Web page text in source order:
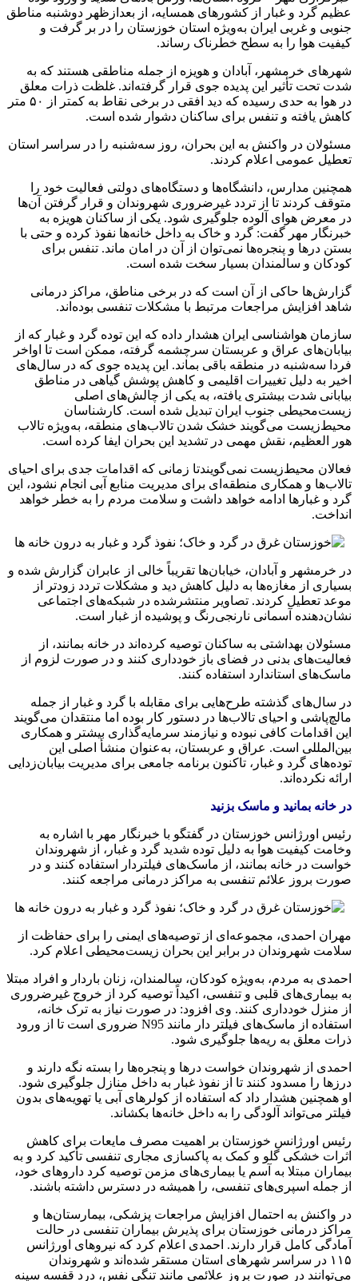
عظیم گرد و غبار از کشورهای همسایه، از بعدازظهر دوشنبه مناطق
جنوبی و غربی ایران به‌ویژه استان خوزستان را در بر گرفت و
کیفیت هوا را به سطح خطرناک رساند.
شهرهای خرمشهر، آبادان و هویزه از جمله مناطقی هستند که به
شدت تحت تأثیر این پدیده جوی قرار گرفته‌اند. غلظت ذرات معلق
در هوا به حدی رسیده که دید افقی در برخی نقاط به کمتر از ۵۰ متر
کاهش یافته و تنفس برای ساکنان دشوار شده است.
مسئولان در واکنش به این بحران، روز سه‌شنبه را در سراسر استان
تعطیل عمومی اعلام کردند.
همچنین مدارس، دانشگاه‌ها و دستگاه‌های دولتی فعالیت خود را
متوقف کردند تا از تردد غیرضروری شهروندان و قرار گرفتن آن‌ها
در معرض هوای آلوده جلوگیری شود. یکی از ساکنان هویزه به
خبرنگار مهر گفت: گرد و خاک به داخل خانه‌ها نفوذ کرده و حتی با
بستن درها و پنجره‌ها نمی‌توان از آن در امان ماند. تنفس برای
کودکان و سالمندان بسیار سخت شده است.
گزارش‌ها حاکی از آن است که در برخی مناطق، مراکز درمانی
شاهد افزایش مراجعات مرتبط با مشکلات تنفسی بوده‌اند.
سازمان هواشناسی ایران هشدار داده که این توده گرد و غبار که از
بیابان‌های عراق و عربستان سرچشمه گرفته، ممکن است تا اواخر
فردا سه‌شنبه در منطقه باقی بماند. این پدیده جوی که در سال‌های
اخیر به دلیل تغییرات اقلیمی و کاهش پوشش گیاهی در مناطق
بیابانی شدت بیشتری یافته، به یکی از چالش‌های اصلی
زیست‌محیطی جنوب ایران تبدیل شده است. کارشناسان
محیط‌زیست می‌گویند خشک شدن تالاب‌های منطقه، به‌ویژه تالاب
هور
العظیم، نقش مهمی در تشدید این بحران ایفا کرده است.
فعالان محیط‌زیست نمی‌گویندتا زمانی که اقدامات جدی برای احیای
تالاب‌ها و همکاری منطقه‌ای برای مدیریت منابع آبی انجام نشود، این
گرد و غبارها ادامه خواهد داشت و سلامت مردم را به خطر خواهد
انداخت.
در خرمشهر و آبادان، خیابان‌ها تقریباً خالی از عابران گزارش شده و
بسیاری از مغازه‌ها به دلیل کاهش دید و مشکلات تردد زودتر از
موعد تعطیل کردند. تصاویر منتشرشده در شبکه‌های اجتماعی
نشان‌دهنده آسمانی نارنجی‌رنگ و پوشیده از غبار است.
مسئولان بهداشتی به ساکنان توصیه کرده‌اند در خانه بمانند، از
فعالیت‌های بدنی در فضای باز خودداری کنند و در صورت لزوم از
ماسک‌های استاندارد استفاده کنند.
در سال‌های گذشته طرح‌هایی برای مقابله با گرد و غبار از جمله
مالچ‌پاشی و احیای تالاب‌ها در دستور کار بوده اما منتقدان می‌گویند
این اقدامات کافی نبوده و نیازمند سرمایه‌گذاری بیشتر و همکاری
بین‌المللی است. عراق و عربستان، به‌عنوان منشأ اصلی این
توده‌های گرد و غبار، تاکنون برنامه جامعی برای مدیریت بیابان‌زدایی
ارائه نکرده‌اند.
در خانه بمانید و ماسک بزنید
رئیس اورژانس خوزستان در گفتگو با خبرنگار مهر با اشاره به
وخامت کیفیت هوا به دلیل توده شدید گرد و غبار، از شهروندان
خواست در خانه بمانند، از ماسک‌های فیلتردار
استفاده کنند و در
صورت بروز علائم تنفسی به مراکز درمانی مراجعه کنند.
مهران احمدی، مجموعه‌ای از توصیه‌های ایمنی را برای حفاظت از
سلامت شهروندان در برابر این بحران زیست‌محیطی اعلام کرد.
احمدی به مردم، به‌ویژه کودکان، سالمندان، زنان باردار و افراد مبتلا
به بیماری‌های قلبی و تنفسی، اکیداً توصیه کرد از خروج غیرضروری
از منزل خودداری کنند. وی افزود: در صورت نیاز به ترک خانه،
استفاده از ماسک‌های فیلتر دار مانند N95 ضروری است تا از ورود
ذرات معلق به ریه‌ها جلوگیری شود.
احمدی از شهروندان خواست درها و پنجره‌ها را بسته نگه دارند و
درزها را مسدود کنند تا از نفوذ غبار به داخل منازل جلوگیری شود.
او همچنین هشدار داد که استفاده از کولرهای آبی یا تهویه‌های بدون
فیلتر می‌تواند آلودگی را به داخل خانه‌ها بکشاند.
رئیس اورژانس خوزستان بر اهمیت مصرف مایعات برای کاهش
اثرات خشکی گلو و کمک به پاکسازی مجاری تنفسی تأکید کرد و به
بیماران مبتلا به آسم یا بیماری‌های مزمن توصیه کرد داروهای خود،
از جمله اسپری‌های تنفسی، را همیشه در دسترس داشته باشند.
در واکنش به احتمال افزایش مراجعات پزشکی، بیمارستان‌ها و
مراکز درمانی خوزستان برای پذیرش بیماران تنفسی در حالت
آمادگی کامل قرار دارند. احمدی اعلام کرد که نیروهای اورژانس
۱۱۵ در سراسر شهرهای استان مستقر شده‌اند و شهروندان
می‌توانند در صورت بروز علائمی مانند تنگی نفس، درد قفسه سینه